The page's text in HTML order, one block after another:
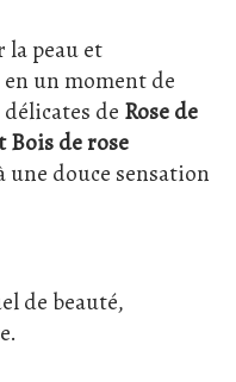
la peau et
un moment de
de Rose de
Bois de rose
douce sensation
de beauté,